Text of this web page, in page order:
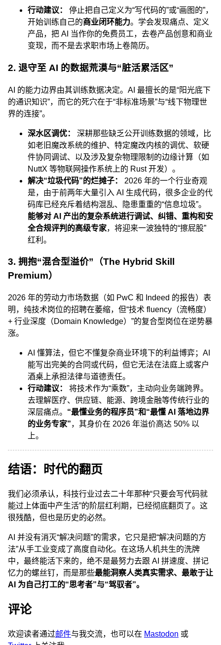
行动建议：
停止把自己定义为“写代码的”或“画图的”，
开始训练自己的商业闭环能力。学会发现痛点、定义
产品，把 AI 当作你的免费员工，去卷产品创意和商业
变现，而不是去求职市场上卷简历。
2. 退守至 AI 的数据荒漠与“脏活累活区”
AI 的能力边界由其训练数据决定。AI 最擅长的是“阳光底下
的通识知识”，而它的死穴在于“非标准场景”与“线下物理世
界的连接”。
深水区调优：
深耕那些缺乏公开训练数据的领域，比
如老旧魔改系统的维护、特定魔改内核的调优、软硬
件协同调试、以及涉及复杂物理限制的边缘计算（如
NuttX 等物联网操作系统上的 Rust 开发）。
解决“垃圾代码”的烂摊子：
2026 年的一个行业奇观
是，由于前两年大量引入 AI 生成代码，很多企业的代
码库已经充斥着结构混乱、隐患重重的“信息垃圾”。
能够对 AI 产出的复杂系统进行调试、纠错、重构和安
全合规评判的高级专家，将迎来一波独特的“擦屁股”
红利。
3. 拥抱“混合型溢价”（The Hybrid Skill
Premium）
2026 年的劳动力市场数据（如 PwC 和 Indeed 的报告）表
明，纯技术岗位的招聘在萎缩，但“技术 fluency（流畅度）
+ 行业深度（Domain Knowledge）”的复合型岗位在逆势暴
涨。
AI 懂算法，但它不懂复杂商业环境下的利益博弈；AI
能写出完美的合同或代码，但它无法在法庭上或客户
酒桌上承担法律与道德责任。
行动建议：
将技术作为“乘数”，主动向业务端跨界。
去理解医疗、供应链、能源、跨境金融等传统行业的
深层痛点。 “最懂业务的程序员”和“最懂 AI 落地边界
的业务专家”，其身价在 2026 年溢价高达 50% 以
上。
结语：时代的翻页
我们必须承认，科技行业过去二十年那种“只要会写代码就
能过上体面中产生活”的阶层红利期，已经彻底翻页了。这
很残酷，但也是历史的必然。
AI 并没有消灭“解决问题”的需求，它只是把“解决问题的方
法”从手工业变成了高度自动化。在这场人机共生的洗牌
中，最终能活下来的，绝不是最努力去跟 AI 拼速度、拼记
忆力的螺丝钉，而是那些最能洞察人类真实需求、最敢于让
AI 为自己打工的“思考者”与“驾驭者”。
评论
欢迎读者通过邮件与我交流，也可以在 Mastodon 或